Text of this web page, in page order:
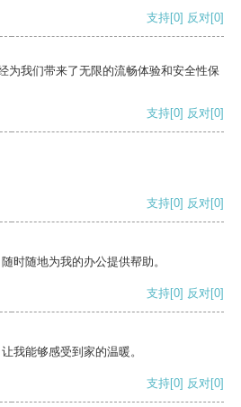
支持[0] 反对[0]
为我们带来了无限的流畅体验和安全性保
支持[0] 反对[0]
支持[0] 反对[0]
时随地为我的办公提供帮助。
支持[0] 反对[0]
我能够感受到家的温暖。
支持[0] 反对[0]